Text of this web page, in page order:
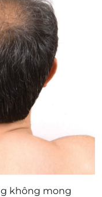
không mong